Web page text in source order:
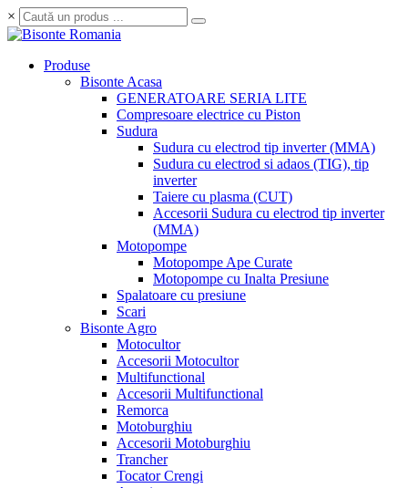
×
Produse
Bisonte Acasa
GENERATOARE SERIA LITE
Compresoare electrice cu Piston
Sudura
Sudura cu electrod tip inverter (MMA)
Sudura cu electrod si adaos (TIG), tip
inverter
Taiere cu plasma (CUT)
Accesorii Sudura cu electrod tip inverter
(MMA)
Motopompe
Motopompe Ape Curate
Motopompe cu Inalta Presiune
Spalatoare cu presiune
Scari
Bisonte Agro
Motocultor
Accesorii Motocultor
Multifunctional
Accesorii Multifunctional
Remorca
Motoburghiu
Accesorii Motoburghiu
Trancher
Tocator Crengi